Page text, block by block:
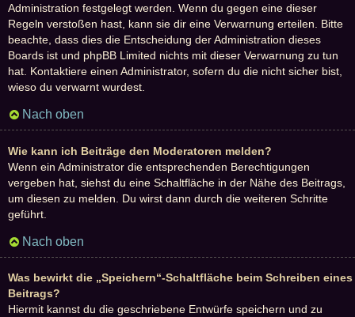
Administration festgelegt werden. Wenn du gegen eine dieser
Regeln verstoßen hast, kann sie dir eine Verwarnung erteilen. Bitte
beachte, dass dies die Entscheidung der Administration dieses
Boards ist und phpBB Limited nichts mit dieser Verwarnung zu tun
hat. Kontaktiere einen Administrator, sofern du die nicht sicher bist,
wieso du verwarnt wurdest.
Nach oben
Wie kann ich Beiträge den Moderatoren melden?
Wenn ein Administrator die entsprechenden Berechtigungen
vergeben hat, siehst du eine Schaltfläche in der Nähe des Beitrags,
um diesen zu melden. Du wirst dann durch die weiteren Schritte
geführt.
Nach oben
Was bewirkt die „Speichern“-Schaltfläche beim Schreiben eines
Beitrags?
Hiermit kannst du die geschriebene Entwürfe speichern und zu